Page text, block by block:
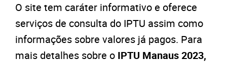
O site tem caráter informativo e oferece
serviços de consulta do IPTU assim como
informações sobre valores já pagos. Para
mais detalhes sobre o IPTU Manaus 2023,